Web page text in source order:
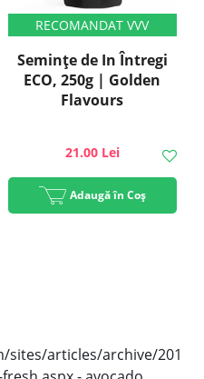
Semințe de In Întregi
ECO, 250g | Golden
Flavours
21.00 Lei
Adaugă în Coș
articles/archive/201